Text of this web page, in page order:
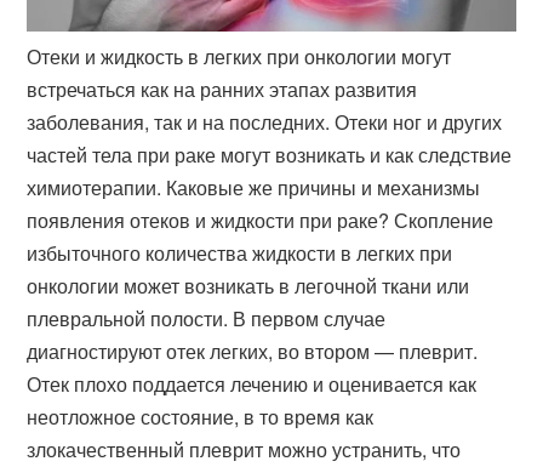
Отеки и жидкость в легких при онкологии могут
встречаться как на ранних этапах развития
заболевания, так и на последних. Отеки ног и других
частей тела при раке могут возникать и как следствие
химиотерапии. Каковые же причины и механизмы
появления отеков и жидкости при раке? Скопление
избыточного количества жидкости в легких при
онкологии может возникать в легочной ткани или
плевральной полости. В первом случае
диагностируют отек легких, во втором — плеврит.
Отек плохо поддается лечению и оценивается как
неотложное состояние, в то время как
злокачественный плеврит можно устранить, что